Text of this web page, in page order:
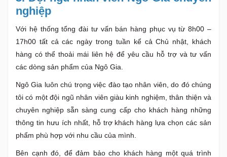
nghiệp
Với hệ thống tổng đài tư vấn bán hàng phục vụ từ 8h00 –
17h00 tất cả các ngày trong tuần kể cả Chủ nhật, khách
hàng có thể thoải mái liên hệ để yêu cầu hỗ trợ và tư vấn
các dòng sản phẩm của Ngô Gia.
Ngô Gia luôn chú trọng việc đào tạo nhân viên, do đó chúng
tôi có một đội ngũ nhân viên giàu kinh nghiệm, thân thiện và
chuyên nghiệp sẵn sàng cung cấp cho khách hàng những
thông tin hưu ích nhất, hỗ trợ khách hàng lựa chọn các sản
phẩm phù hợp với nhu cầu của mình.
Bên cạnh đó, để đảm bảo cho khách hàng một quá trình